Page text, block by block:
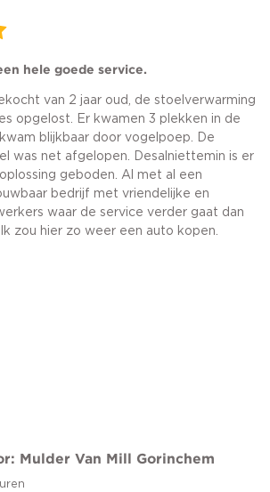
hele goede service.
van 2 jaar oud, de stoelverwarming
opgelost. Er kwamen 3 plekken in de
blijkbaar door vogelpoep. De
was net afgelopen. Desalniettemin is er
geboden. Al met al een
bedrijf met vriendelijke en
waar de service verder gaat dan
zou hier zo weer een auto kopen.
Mulder Van Mill Gorinchem